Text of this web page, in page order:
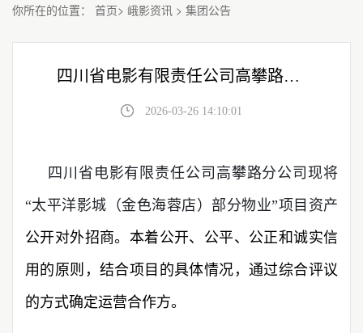
你所在的位置： 首页> 峨影资讯 > 集团公告
四川省电影有限责任公司高攀路分公司 部分物业对外公开招商公告（第二次）
2026-03-26 14:10:01
四川省电影有限责任公司高攀路分公司现将
“太平洋影城（金色海蓉店）部分物业”项目资产
公开对外招商。本着公开、公平、公正和诚实信
用的原则，结合项目的具体情况，通过综合评议
的方式确定运营合作方。